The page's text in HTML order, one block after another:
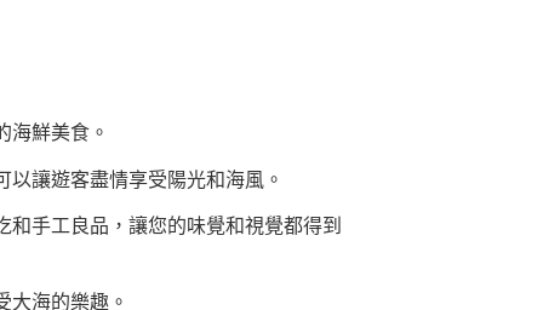
海鮮美食。
讓遊客盡情享受陽光和海風。
手工良品，讓您的味覺和視覺都得到
大海的樂趣。